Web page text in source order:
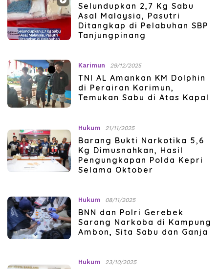
Selundupkan 2,7 Kg Sabu
Asal Malaysia, Pasutri
Ditangkap di Pelabuhan SBP
Tanjungpinang
Karimun 29/12/2025
TNI AL Amankan KM Dolphin
di Perairan Karimun,
Temukan Sabu di Atas Kapal
Hukum 21/11/2025
Barang Bukti Narkotika 5,6
Kg Dimusnahkan, Hasil
Pengungkapan Polda Kepri
Selama Oktober
Hukum 08/11/2025
BNN dan Polri Gerebek
Sarang Narkoba di Kampung
Ambon, Sita Sabu dan Ganja
Hukum 23/10/2025